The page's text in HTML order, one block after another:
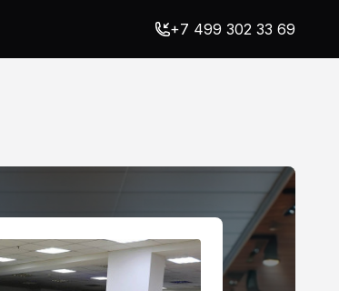
+7 499 302 33 69